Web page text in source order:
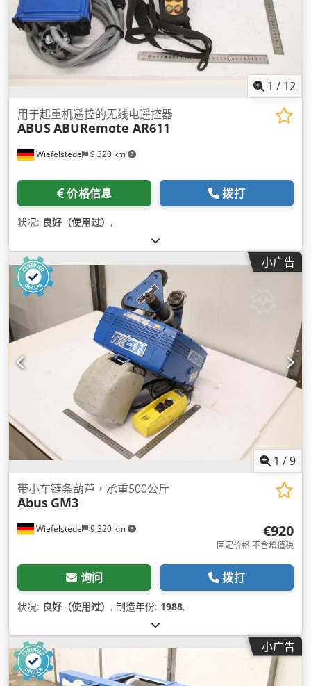
1 / 12
Wiefelstede 9,320 km
用于起重机遥控的无线电遥控器
ABUSABURemote AR611
价格信息 拨打
状况: 良好（使用过） ,
小广告
1 /9
Wiefelstede 9,320 km
带小车链条葫芦，承重500公斤
Abus GM3
€920
固定价格 不含增值税
询问 拨打
状况: 良好（使用过） , 制造年份: 1988,
小广告